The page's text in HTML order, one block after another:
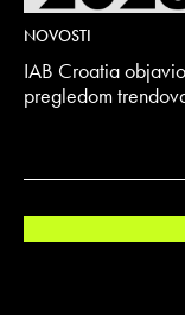
NOVOSTI
IAB Croatia
pregledom